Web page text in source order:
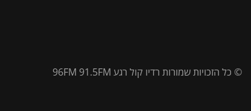
© כל הזכויות שמורות רדיו קול רגע 96FM 91.5FM